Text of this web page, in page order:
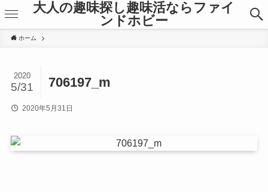
大人の趣味探し趣味活ならファイ
ンドホビー
ホーム
706197_m
2020
5/31
2020年5月31日